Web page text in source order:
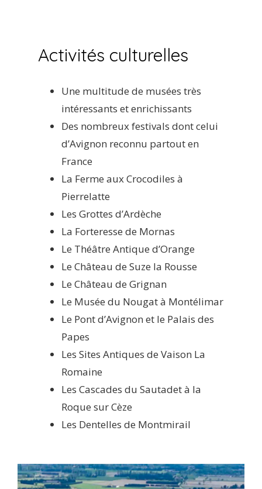
Activités culturelles
Une multitude de musées très
intéressants et enrichissants
Des nombreux festivals dont celui
d’Avignon reconnu partout en
France
La Ferme aux Crocodiles à
Pierrelatte
Les Grottes d’Ardèche
La Forteresse de Mornas
Le Théâtre Antique d’Orange
Le Château de Suze la Rousse
Le Château de Grignan
Le Musée du Nougat à Montélimar
Le Pont d’Avignon et le Palais des
Papes
Les Sites Antiques de Vaison La
Romaine
Les Cascades du Sautadet à la
Roque sur Cèze
Les Dentelles de Montmirail